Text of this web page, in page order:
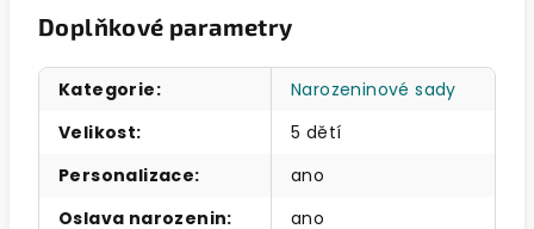
Doplňkové parametry
Kategorie:
Narozeninové sady
Velikost:
5 dětí
Personalizace:
ano
Oslava narozenin:
ano